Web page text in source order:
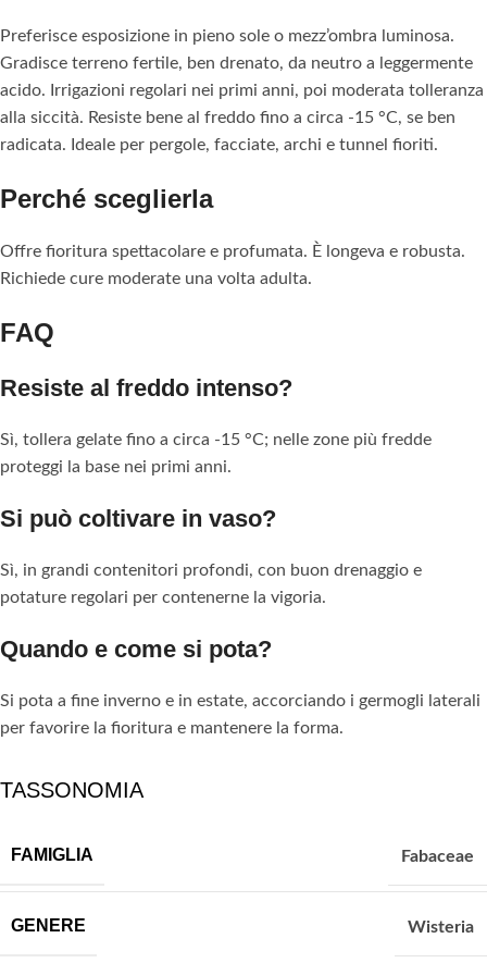
Preferisce esposizione in pieno sole o mezz’ombra luminosa.
Gradisce terreno fertile, ben drenato, da neutro a leggermente
acido. Irrigazioni regolari nei primi anni, poi moderata tolleranza
alla siccità. Resiste bene al freddo fino a circa -15 °C, se ben
radicata. Ideale per pergole, facciate, archi e tunnel fioriti.
Perché sceglierla
Offre fioritura spettacolare e profumata. È longeva e robusta.
Richiede cure moderate una volta adulta.
FAQ
Resiste al freddo intenso?
Sì, tollera gelate fino a circa -15 °C; nelle zone più fredde
proteggi la base nei primi anni.
Si può coltivare in vaso?
Sì, in grandi contenitori profondi, con buon drenaggio e
potature regolari per contenerne la vigoria.
Quando e come si pota?
Si pota a fine inverno e in estate, accorciando i germogli laterali
per favorire la fioritura e mantenere la forma.
TASSONOMIA
FAMIGLIA Fabaceae
GENERE Wisteria